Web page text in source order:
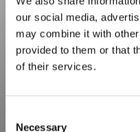
our social media,
may combine it with
provided to them or that
of their services.
Necessary